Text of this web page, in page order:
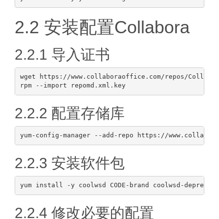
2.2 安装配置Collabora
2.2.1 导入证书
wget https://www.collaboraoffice.com/repos/
rpm --import repomd.xml.key
2.2.2 配置存储库
2.2.3 安装软件包
2.2.4 修改必要的配置